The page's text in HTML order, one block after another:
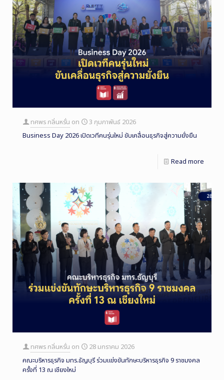
ทศพร กลิ่นหรั่น on
3 กุมภาพันธ์ 2026
Business Day 2026 เปิดเวทีคนรุ่นใหม่ ขับเคลื่อนธุรกิจสู่ความยั่งยืน
Read more
ทศพร กลิ่นหรั่น on
28 มกราคม 2026
คณะบริหารธุรกิจ มทร.ธัญบุรี ร่วมแข่งขันทักษะบริหารธุรกิจ 9 ราชมงคล
ครั้งที่ 13 ณ เชียงใหม่